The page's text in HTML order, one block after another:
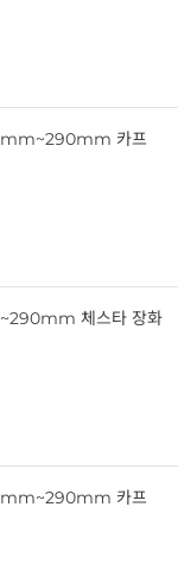
카프
체스타 장화
카프